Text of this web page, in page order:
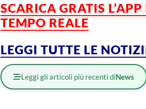
SCARICA GRATIS
TEMPO REALE
LEGGI TUTTE LE
Leggi gli articoli più recenti diNews